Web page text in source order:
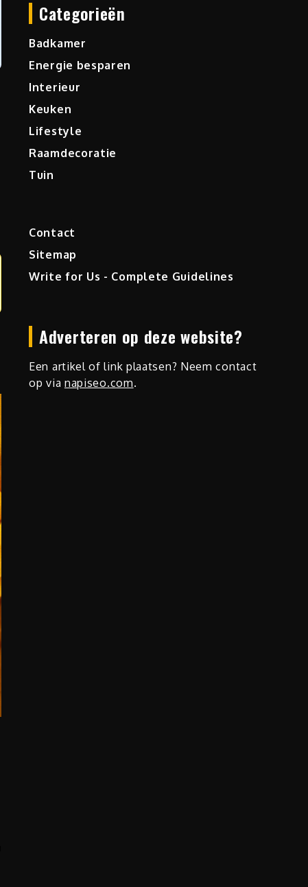
Categorieën
Badkamer
Energie besparen
Interieur
Keuken
Lifestyle
Raamdecoratie
Tuin
Contact
Sitemap
Write for Us - Complete Guidelines
Adverteren op deze website?
Een artikel of link plaatsen? Neem contact
op via napiseo.com.